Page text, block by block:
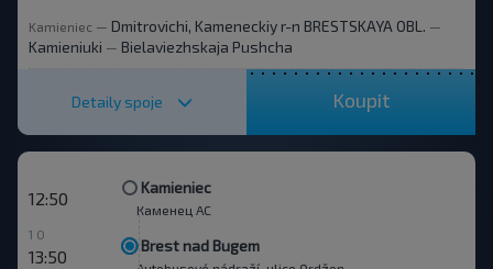
Kamieniec — Dmitrovichi, Kameneckiy r-n BRESTSKAYA OBL. —
Kamieniuki — Bielaviezhskaja Pushcha
Detaily spoje Koupit
12:50
Kamieniec
Каменец АС
1 0
13:50
Brest nad Bugem